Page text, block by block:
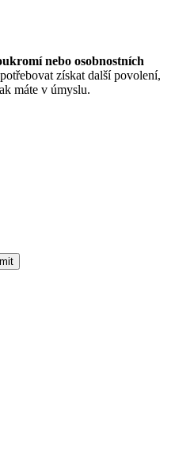
nebo osobnostních
získat další povolení,
máte v úmyslu.